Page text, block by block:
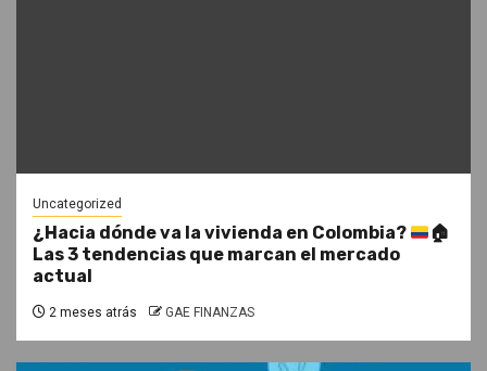
Uncategorized
¿Hacia dónde va la vivienda en Colombia?
🏠
Las 3 tendencias que marcan el mercado
actual
2 meses atrás GAE FINANZAS